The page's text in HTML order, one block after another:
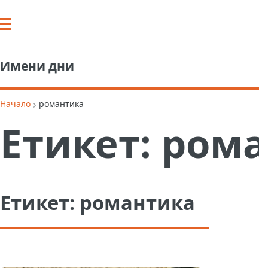
Имени дни
Начало › романтика
Етикет:
Етикет: романтика